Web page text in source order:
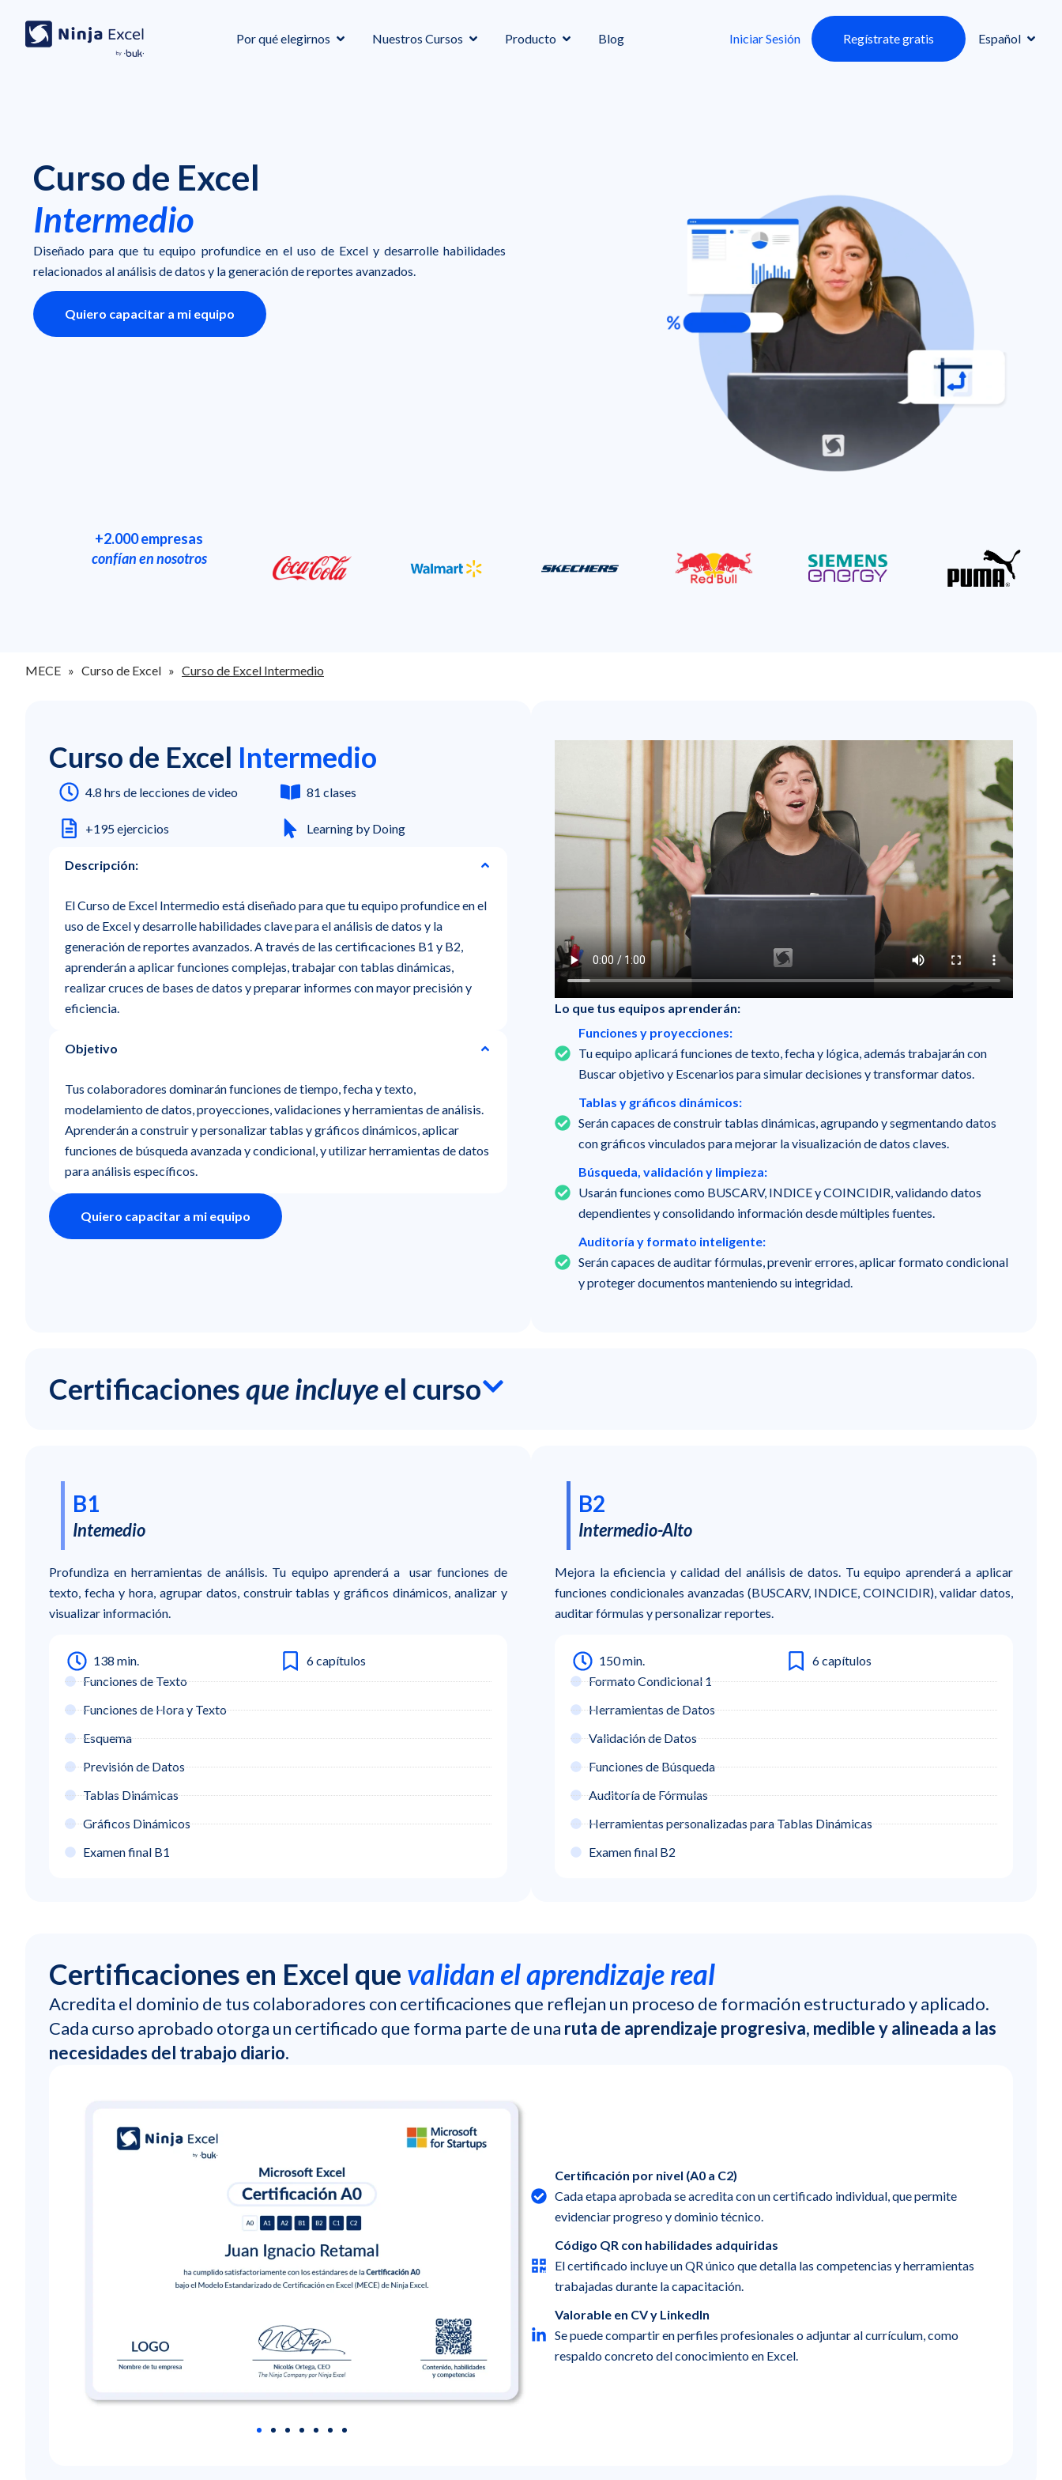
Por qué elegirnos Nuestros Cursos Producto Blog Iniciar Sesión Regístrate gratis Español
Curso de Excel
Intermedio
Diseñado para que tu equipo profundice en el uso de Excel y desarrolle habilidades
relacionados al análisis de datos y la generación de reportes avanzados.
Quiero capacitar a mi equipo
+2.000 empresas
confían en nosotros
MECE » Curso de Excel » Curso de Excel Intermedio
Curso de Excel Intermedio
4.8 hrs de lecciones de video 81 clases
+195 ejercicios Learning by Doing
Descripción:
El Curso de Excel Intermedio está diseñado para que tu equipo profundice en el
uso de Excel y desarrolle habilidades clave para el análisis de datos y la
generación de reportes avanzados. A través de las certificaciones B1 y B2,
aprenderán a aplicar funciones complejas, trabajar con tablas dinámicas,
realizar cruces de bases de datos y preparar informes con mayor precisión y
eficiencia.
Objetivo
Tus colaboradores dominarán funciones de tiempo, fecha y texto,
modelamiento de datos, proyecciones, validaciones y herramientas de análisis.
Aprenderán a construir y personalizar tablas y gráficos dinámicos, aplicar
funciones de búsqueda avanzada y condicional, y utilizar herramientas de datos
para análisis específicos.
Quiero capacitar a mi equipo
Lo que tus equipos aprenderán:
Funciones y proyecciones:
Tu equipo aplicará funciones de texto, fecha y lógica, además trabajarán con
Buscar objetivo y Escenarios para simular decisiones y transformar datos.
Tablas y gráficos dinámicos:
Serán capaces de construir tablas dinámicas, agrupando y segmentando datos
con gráficos vinculados para mejorar la visualización de datos claves.
Búsqueda, validación y limpieza:
Usarán funciones como BUSCARV, INDICE y COINCIDIR, validando datos
dependientes y consolidando información desde múltiples fuentes.
Auditoría y formato inteligente:
Serán capaces de auditar fórmulas, prevenir errores, aplicar formato condicional
y proteger documentos manteniendo su integridad.
Certificacionesque incluyeel curso
B1
Intemedio
Profundiza en herramientas de análisis. Tu equipo aprenderá a usar funciones de
texto, fecha y hora, agrupar datos, construir tablas y gráficos dinámicos, analizar y
visualizar información.
138 min.
6 capítulos
Funciones de Texto
Funciones de Hora y Texto
Esquema
Previsión de Datos
Tablas Dinámicas
Gráficos Dinámicos
Examen final B1
B2
Intermedio-Alto
Mejora la eficiencia y calidad del análisis de datos. Tu equipo aprenderá a aplicar
funciones condicionales avanzadas (BUSCARV, INDICE, COINCIDIR), validar datos,
auditar fórmulas y personalizar reportes.
150 min.
6 capítulos
Formato Condicional 1
Herramientas de Datos
Validación de Datos
Funciones de Búsqueda
Auditoría de Fórmulas
Herramientas personalizadas para Tablas Dinámicas
Examen final B2
Certificaciones en Excel que validan el aprendizaje real
Acredita el dominio de tus colaboradores con certificaciones que reflejan un proceso de formación estructurado y aplicado.
Cada curso aprobado otorga un certificado que forma parte de una ruta de aprendizaje progresiva, medible y alineada a las
necesidades del trabajo diario.
Certificación por nivel (A0 a C2)
Cada etapa aprobada se acredita con un certificado individual, que permite
evidenciar progreso y dominio técnico.
Código QR con habilidades adquiridas
El certificado incluye un QR único que detalla las competencias y herramientas
trabajadas durante la capacitación.
Valorable en CV y LinkedIn
Se puede compartir en perfiles profesionales o adjuntar al currículum, como
respaldo concreto del conocimiento en Excel.